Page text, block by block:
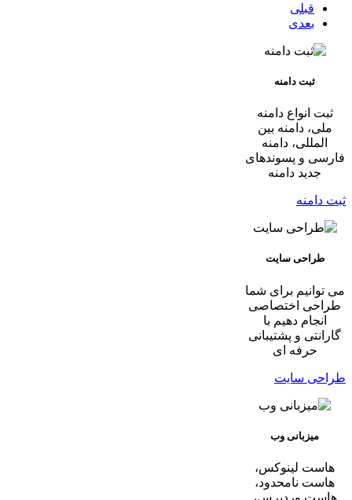
قبلی
بعدی
ثبت دامنه
ثبت انواع دامنه
ملی، دامنه بین
المللی، دامنه
فارسی و پسوندهای
جدید دامنه
ثبت دامنه
طراحی سایت
می توانیم برای شما
طراحی اختصاصی
انجام دهیم با
گارانتی و پشتیبانی
حرفه ای
طراحی سایت
میزبانی وب
هاست لینوکس،
هاست نامحدود،
هاست وردپرس،